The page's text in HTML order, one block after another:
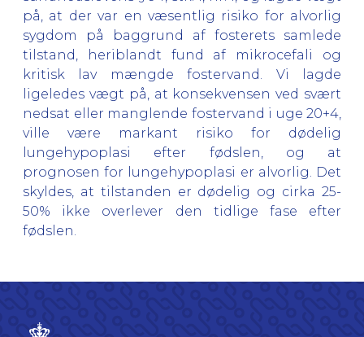
på, at der var en væsentlig risiko for alvorlig
sygdom på baggrund af fosterets samlede
tilstand, heriblandt fund af mikrocefali og
kritisk lav mængde fostervand. Vi lagde
ligeledes vægt på, at konsekvensen ved svært
nedsat eller manglende fostervand i uge 20+4,
ville være markant risiko for dødelig
lungehypoplasi efter fødslen, og at
prognosen for lungehypoplasi er alvorlig. Det
skyldes, at tilstanden er dødelig og cirka 25-
50% ikke overlever den tidlige fase efter
fødslen.